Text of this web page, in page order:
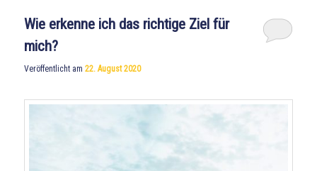
Wie erkenne ich das richtige Ziel für
mich?
Veröffentlicht am22. August 2020